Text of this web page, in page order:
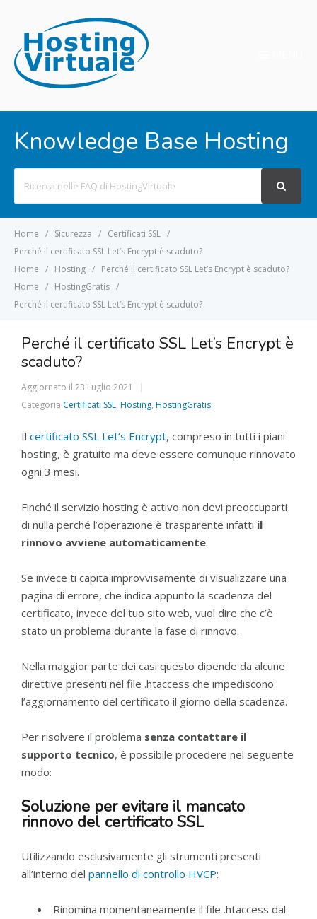
Knowledge Base Hosting
For
Home Sicurezza
Certificati SSL
Perché il certificato SSL Let’s Encrypt è scaduto?
Home
Hosting
Perché il certificato SSL Let’s Encrypt è scaduto?
Home
HostingGratis
Perché il certificato SSL Let’s Encrypt è scaduto?
Perché il certificato SSL Let’s Encrypt è
scaduto?
Aggiornato il 23 Luglio 2021
Categoria Certificati SSL, Hosting, HostingGratis
Il certificato SSL Let’s Encrypt, compreso in tutti i piani
hosting, è gratuito ma deve essere comunque rinnovato
ogni 3 mesi.
Finché il servizio hosting è attivo non devi preoccuparti
di nulla perché l’operazione è trasparente infatti il
rinnovo avviene automaticamente.
Se invece ti capita improvvisamente di visualizzare una
pagina di errore, che indica appunto la scadenza del
certificato, invece del tuo sito web, vuol dire che c’è
stato un problema durante la fase di rinnovo.
Nella maggior parte dei casi questo dipende da alcune
direttive presenti nel file .htaccess che impediscono
l’aggiornamento del certificato il giorno della scadenza.
Per risolvere il problema senza contattare il
supporto tecnico, è possibile procedere nel seguente
modo:
Soluzione per evitare il mancato
rinnovo del certificato SSL
Utilizzando esclusivamente gli strumenti presenti
all’interno del pannello di controllo HVCP:
Rinomina momentaneamente il file .htaccess dal